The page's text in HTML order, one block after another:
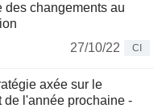
des changements au
27/10/22
CI
axée sur le
l'année prochaine -